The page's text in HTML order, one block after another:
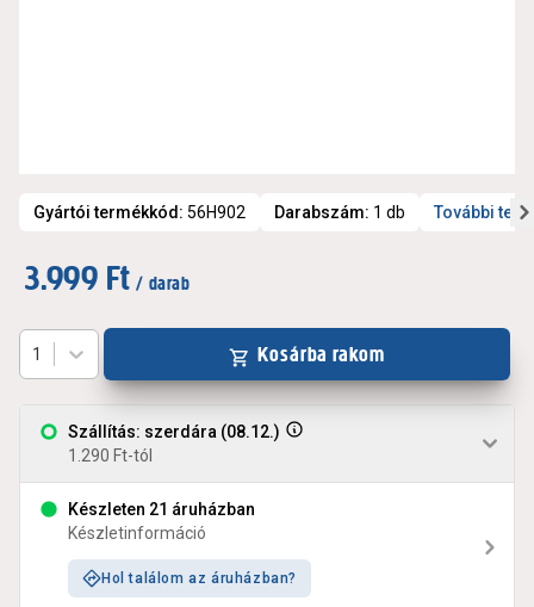
Gyártói termékkód : 56H902 Darabszám: 1 db További
3.999 Ft / darab
Szállítás: szerdára (08.12.)
1.290 Ft-tól
Készleten 21 áruházban
Készletinformáció
Hol találom az áruházban?
1 Kosárba rakom